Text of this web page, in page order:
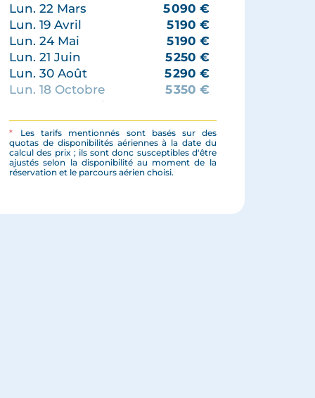
Lun. 22 Mars 5 090 €
Lun. 19 Avril
5 190 €
Lun. 24 Mai
5 190 €
Lun. 21 Juin
5 250 €
Lun. 30 Août
5 290 €
Lun. 18 Octobre
5 350 €
Lun. 22 Novembre
*
Les tarifs mentionnés sont basés sur des
quotas de disponibilités aériennes à la date du
calcul des prix ; ils sont donc susceptibles d'être
ajustés selon la disponibilité au moment de la
réservation et le parcours aérien choisi.